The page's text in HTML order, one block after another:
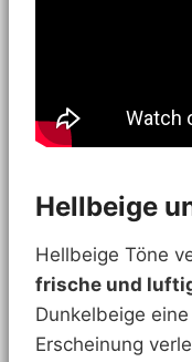
Hellbeige
Hellbeige Töne
frische und
Dunkelbeige eine
Erscheinung